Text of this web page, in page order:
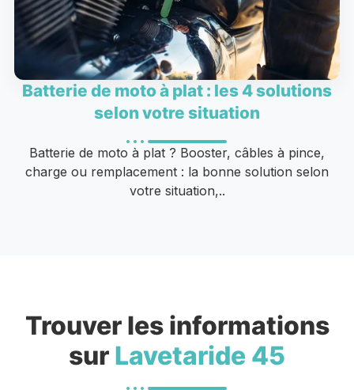
Batterie de moto à plat : les 4 solutions
selon votre situation
Batterie de moto à plat ? Booster, câbles à pince,
charge ou remplacement : la bonne solution selon
votre situation,..
Trouver les informations
sur Lavetaride 45